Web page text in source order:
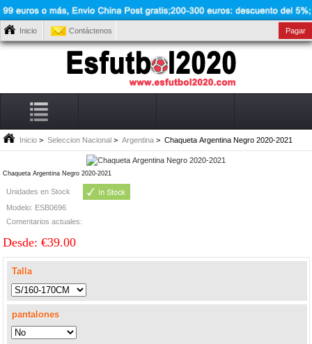
Inicio Contáctenos Pagar
Inicio > Seleccion Nacional > Argentina > Chaqueta Argentina Negro 2020-2021
Chaqueta Argentina Negro 2020-2021
Unidades en Stock
Modelo: ESB0696
Comentarios actuales:
Desde: €39.00
Talla
pantalones